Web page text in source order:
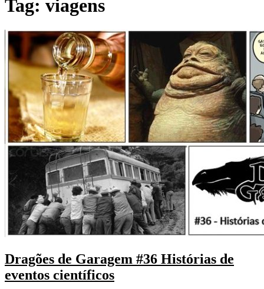
Tag: viagens
Dragões de Garagem #36 Histórias de
eventos científicos